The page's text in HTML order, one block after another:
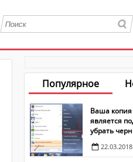
Популярное
Ваша копия
является
убрать
22.03.2018